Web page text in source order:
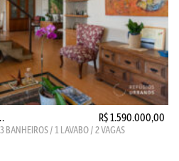
R$ 1.590.000,00
BANHEIROS / 1 LAVABO / 2 VAGAS